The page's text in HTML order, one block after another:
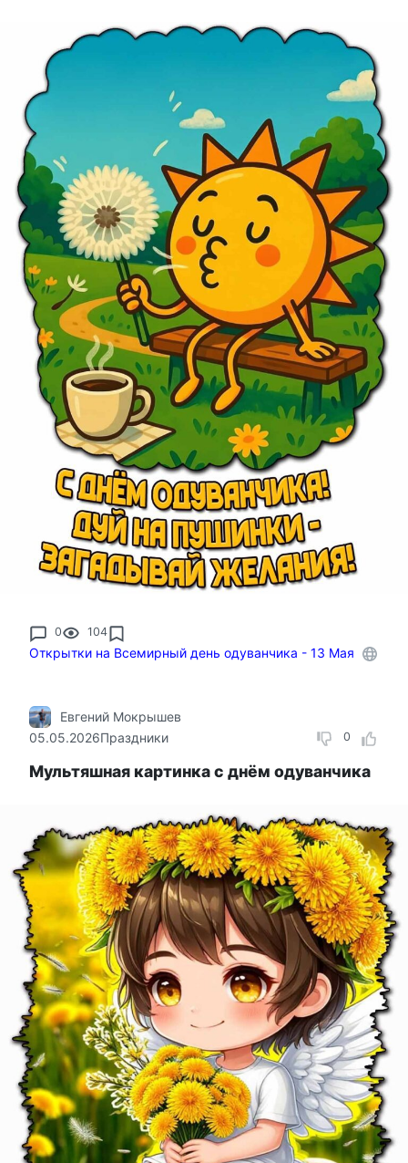
0 104
Открытки на Всемирный день одуванчика - 13 Мая
0
Евгений Мокрышев
05.05.2026Праздники
Мультяшная картинка с днём одуванчика